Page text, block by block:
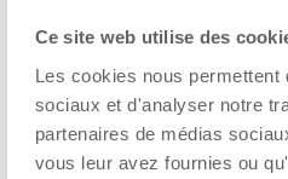
Ce site web utilise des
Les cookies nous
sociaux et d'analyser notre
partenaires de médias
vous leur avez fournies ou
apports
Le glucose est